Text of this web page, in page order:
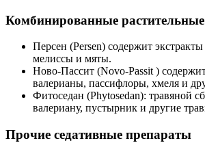
Комбинированные
Персен (Persen) содержит
мелиссы и мяты.
Ново-Пассит (Novo-Passit )
валерианы, пассифлоры, хмеля и
Фитоседан (Phytosedan): травяной
валериану, пустырник и другие
Прочие седативные препараты